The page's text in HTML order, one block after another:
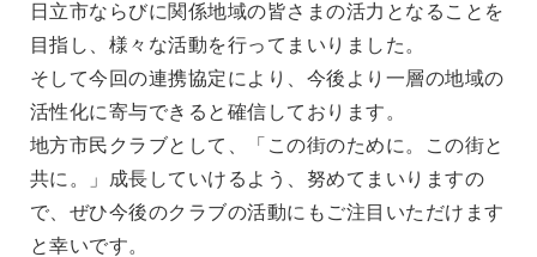
日立市ならびに関係地域の皆さまの活力となることを
目指し、様々な活動を行ってまいりました。
そして今回の連携協定により、今後より一層の地域の
活性化に寄与できると確信しております。
地方市民クラブとして、「この街のために。この街と
共に。」成長していけるよう、努めてまいりますの
で、ぜひ今後のクラブの活動にもご注目いただけます
と幸いです。